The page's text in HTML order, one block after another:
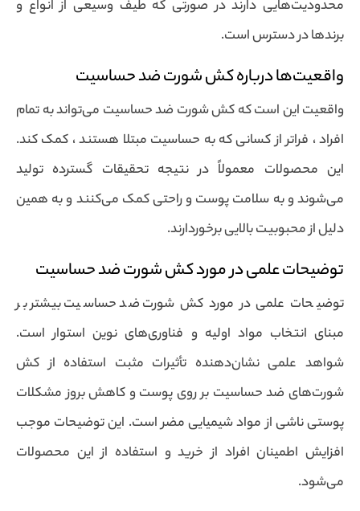
محدودیت‌هایی دارند در صورتی که طیف وسیعی از انواع و
برندها در دسترس است.
واقعیت‌ها درباره کش شورت ضد حساسیت
واقعیت این است که کش شورت ضد حساسیت می‌تواند به تمام
افراد ، فراتر از کسانی که به حساسیت مبتلا هستند ، کمک کند.
این محصولات معمولاً در نتیجه تحقیقات گسترده تولید
می‌شوند و به سلامت پوست و راحتی کمک می‌کنند و به همین
دلیل از محبوبیت بالایی برخوردارند.
توضیحات علمی در مورد کش شورت ضد حساسیت
توضیحات علمی در مورد کش شورت ضد حساسیت بیشتر بر
مبنای انتخاب مواد اولیه و فناوری‌های نوین استوار است.
شواهد علمی نشان‌دهنده تأثیرات مثبت استفاده از کش
شورت‌های ضد حساسیت بر روی پوست و کاهش بروز مشکلات
پوستی ناشی از مواد شیمیایی مضر است. این توضیحات موجب
افزایش اطمینان افراد از خرید و استفاده از این محصولات
می‌شود.